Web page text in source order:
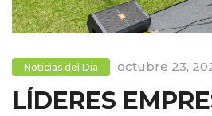
Noticias del Día octubre 23,
LÍDERES